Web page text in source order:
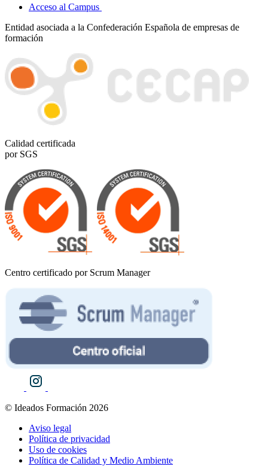
Acceso al Campus
Entidad asociada a la Confederación Española de empresas de
formación
Calidad certificada
por SGS
Centro certificado por Scrum Manager
© Ideados Formación 2026
Aviso legal
Política de privacidad
Uso de cookies
Política de Calidad y Medio Ambiente